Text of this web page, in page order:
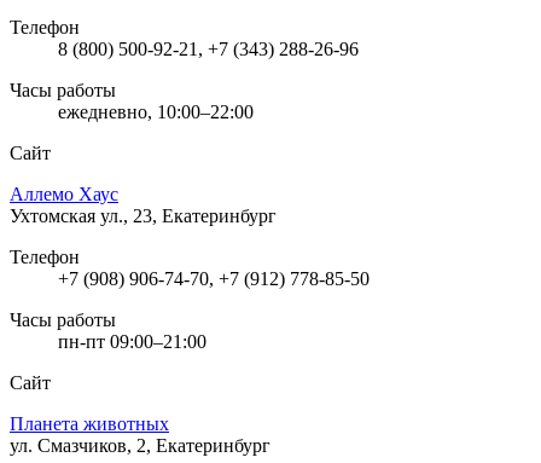
Телефон
8 (800) 500-92-21, +7 (343) 288-26-96
Часы работы
ежедневно, 10:00–22:00
Сайт
Аллемо Хаус
Ухтомская ул., 23, Екатеринбург
Телефон
+7 (908) 906-74-70, +7 (912) 778-85-50
Часы работы
пн-пт 09:00–21:00
Сайт
Планета животных
ул. Смазчиков, 2, Екатеринбург